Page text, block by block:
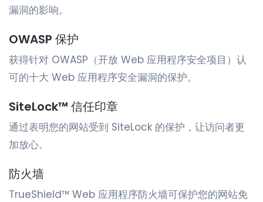
漏洞的影响。
OWASP 保护
获得针对 OWASP（开放 Web 应用程序安全项目）认
可的十大 Web 应用程序安全漏洞的保护。
SiteLock™ 信任印章
通过表明您的网站受到 SiteLock 的保护，让访问者更
加放心。
防火墙
TrueShield™ Web 应用程序防火墙可保护您的网站免